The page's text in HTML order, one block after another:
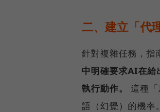
二、建立「代
針對複雜任務，
中明確要求AI在給
執行動作。
這種
語（幻覺）的機率。